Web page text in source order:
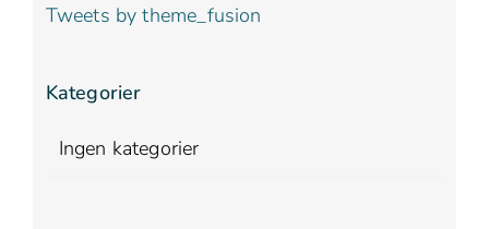
Tweets by theme_fusion
Kategorier
Ingen kategorier